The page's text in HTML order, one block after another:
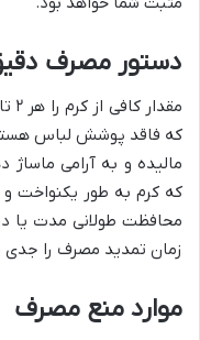
دستور مصرف
که فاقد پوشش لباس
مالیده و به آرامی
که کرم به طور
محافظت طولانی مدت یا
زمان تمدید مصرف را جدی
موارد منع مصرف